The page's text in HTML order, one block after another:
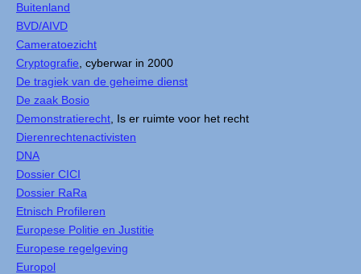
Buitenland
BVD/AIVD
Cameratoezicht
Cryptografie , cyberwar in 2000
De tragiek van de geheime dienst
De zaak Bosio
Demonstratierecht , Is er ruimte voor het recht
Dierenrechtenactivisten
DNA
Dossier CICI
Dossier RaRa
Etnisch Profileren
Europese Politie en Justitie
Europese regelgeving
Europol